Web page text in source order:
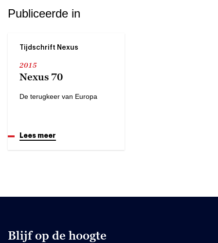
Publiceerde in
Tijdschrift Nexus
2015
Nexus 70
De terugkeer van Europa
Lees meer
Blijf op de hoogte